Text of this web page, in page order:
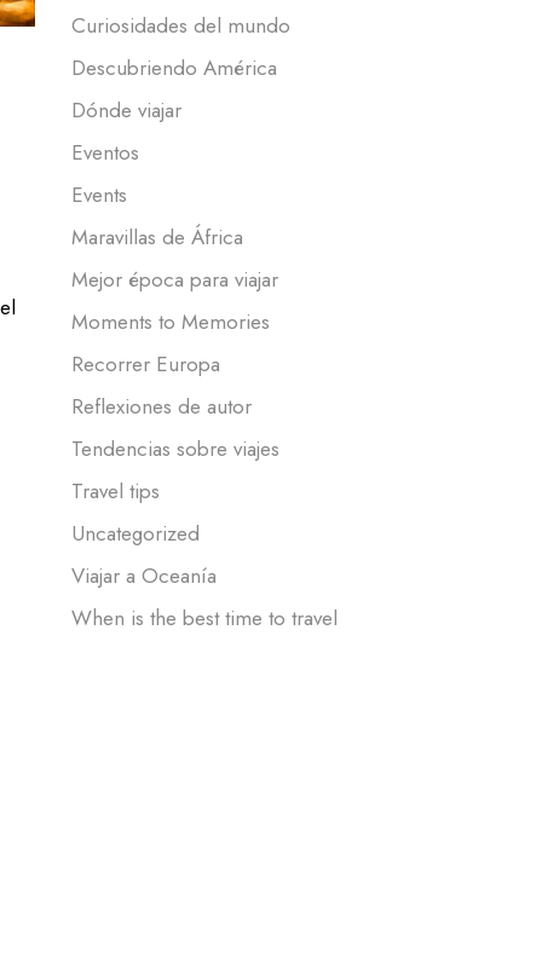
Curiosidades del mundo
Descubriendo América
Dónde viajar
Eventos
Events
Maravillas de África
Mejor época para viajar
Moments to Memories
Recorrer Europa
Reflexiones de autor
Tendencias sobre viajes
Travel tips
Uncategorized
Viajar a Oceanía
When is the best time to travel